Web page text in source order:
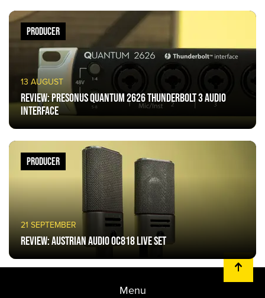
13 AUGUST
Review: PreSonus Quantum 2626 Thunderbolt 3 audio
interface
PRODUCER
21 SEPTEMBER
Review: Austrian Audio OC818 live set
PRODUCER
Menu